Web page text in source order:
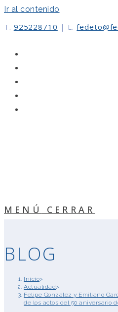
Ir al contenido
T. 925228710 | E.
MENÚ CERRAR
BLOG
Inicio>
Actualidad>
Felipe González y Emiliano
de los actos del 50 aniversario